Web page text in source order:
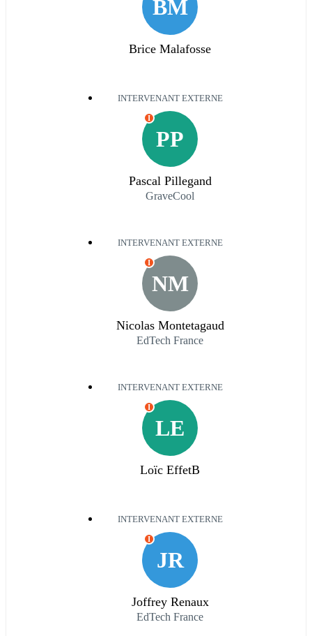
BM
Brice Malafosse
INTERVENANT EXTERNE
PP
I
Pascal Pillegand
GraveCool
INTERVENANT EXTERNE
NM
I
Nicolas Montetagaud
EdTech France
INTERVENANT EXTERNE
LE
I
Loïc EffetB
INTERVENANT EXTERNE
JR
I
Joffrey Renaux
EdTech France